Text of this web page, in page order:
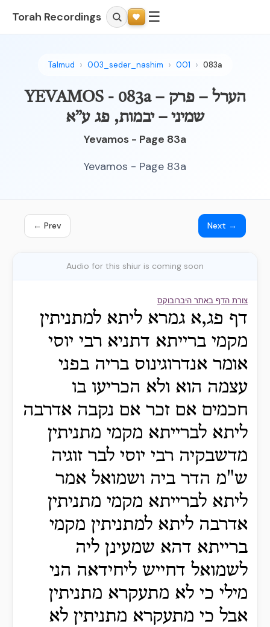
Torah Recordings ☰
Talmud 003_seder_nashim 001 083a
YEVAMOS - 083a – הערל – פרק
שמיני – יבמות, פג ע”א
Yevamos - Page 83a
Yevamos - Page 83a
← Prev Next →
Audio for this shiur is coming soon
צורת הדף באתר היברובוקס
דף פג,א גמרא ליתא למתניתין
מקמי ברייתא דתניא רבי יוסי
אומר אנדרוגינוס בריה בפני
עצמה הוא ולא הכריעו בו
חכמים אם זכר אם נקבה אדרבה
ליתא לברייתא מקמי מתניתין
מדשבקיה רבי יוסי לבר זוגיה
ש"מ הדר ביה ושמואל אמר
ליתא לברייתא מקמי מתניתין
אדרבה ליתא למתניתין מקמי
ברייתא דהא שמעינן ליה
לשמואל דחייש ליחידאה הני
מילי כי לא מתעקרא מתניתין
אבל כי מתעקרא מתניתין לא